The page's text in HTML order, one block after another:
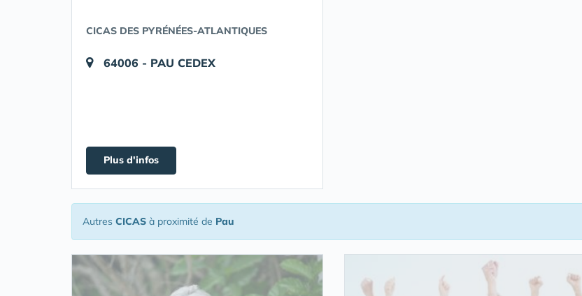
CICAS DES PYRÉNÉES-ATLANTIQUES
64006 - PAU CEDEX
Plus d'infos
Autres CICAS à proximité de Pau